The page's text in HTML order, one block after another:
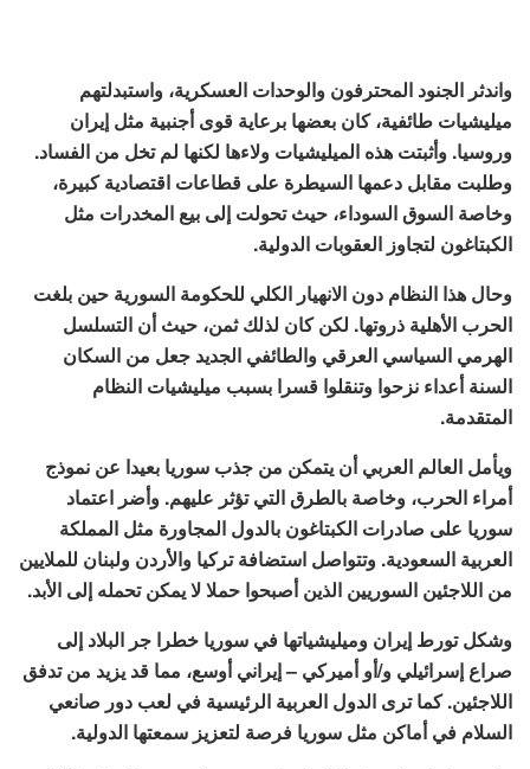
واندثر الجنود المحترفون والوحدات العسكرية، واستبدلتهم
ميليشيات طائفية، كان بعضها برعاية قوى أجنبية مثل إيران
وروسيا. وأثبتت هذه الميليشيات ولاءها لكنها لم تخل من الفساد.
وطلبت مقابل دعمها السيطرة على قطاعات اقتصادية كبيرة،
وخاصة السوق السوداء، حيث تحولت إلى بيع المخدرات مثل
الكبتاغون لتجاوز العقوبات الدولية.
وحال هذا النظام دون الانهيار الكلي للحكومة السورية حين بلغت
الحرب الأهلية ذروتها. لكن كان لذلك ثمن، حيث أن التسلسل
الهرمي السياسي العرقي والطائفي الجديد جعل من السكان
السنة أعداء نزحوا وتنقلوا قسرا بسبب ميليشيات النظام
المتقدمة.
ويأمل العالم العربي أن يتمكن من جذب سوريا بعيدا عن نموذج
أمراء الحرب، وخاصة بالطرق التي تؤثر عليهم. وأضر اعتماد
سوريا على صادرات الكبتاغون بالدول المجاورة مثل المملكة
العربية السعودية. وتتواصل استضافة تركيا والأردن ولبنان للملايين
من اللاجئين السوريين الذين أصبحوا حملا لا يمكن تحمله إلى الأبد.
وشكل تورط إيران وميليشياتها في سوريا خطرا جر البلاد إلى
صراع إسرائيلي و/أو أميركي – إيراني أوسع، مما قد يزيد من تدفق
اللاجئين. كما ترى الدول العربية الرئيسية في لعب دور صانعي
السلام في أماكن مثل سوريا فرصة لتعزيز سمعتها الدولية.